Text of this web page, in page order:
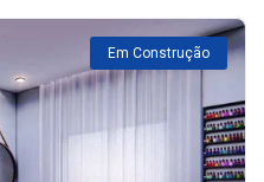
Em Construção